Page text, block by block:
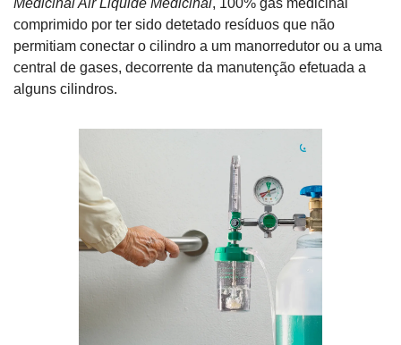
Medicinal Air Liquide Medicinal, 100% gás medicinal
comprimido por ter sido detetado resíduos que não
permitiam conectar o cilindro a um manorredutor ou a uma
central de gases, decorrente da manutenção efetuada a
alguns cilindros.